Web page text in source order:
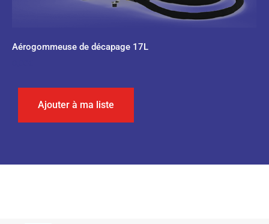
Aérogommeuse de décapage 17L
Ajouter à ma liste